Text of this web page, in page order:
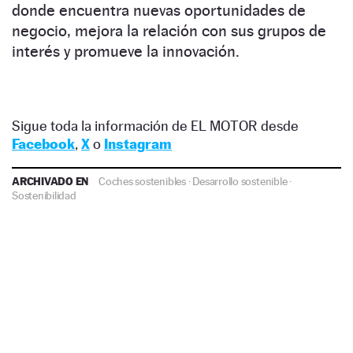
donde encuentra nuevas oportunidades de
negocio, mejora la relación con sus grupos de
interés y promueve la innovación.
Sigue toda la información de EL MOTOR desde
Facebook, Xo Instagram
ARCHIVADO EN Coches sostenibles·Desarrollo sostenible·
Sostenibilidad